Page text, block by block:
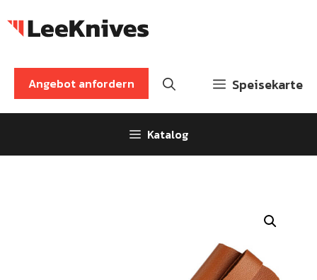
Inhalt
Speisekarte
Angebot anfordern
Katalog